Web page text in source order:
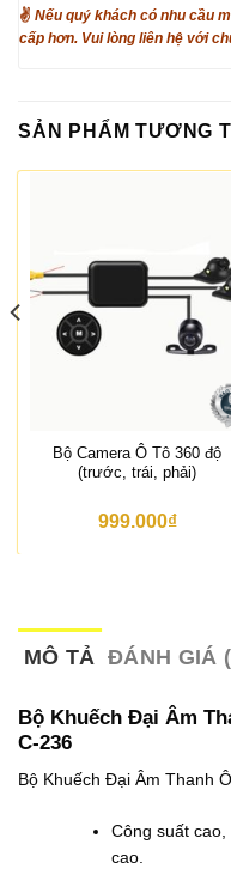
✌ Nếu quý khách có nhu cầu
cấp hơn. Vui lòng liên hệ với
SẢN PHẨM TƯƠNG
Bộ Camera Ô Tô 360 độ
(trước, trái, phải)
999.000₫
MÔ TẢ ĐÁNH GIÁ
Bộ Khuếch Đại Âm
C-236
Bộ Khuếch Đại Âm Thanh
Công suất
cao.